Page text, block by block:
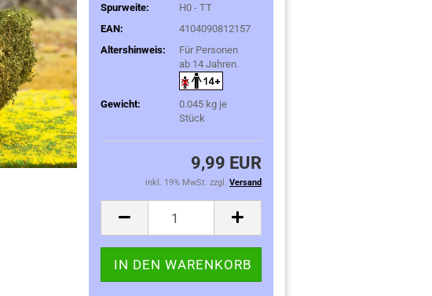
Spurweite:
H0 - TT
EAN:
4104090812157
Altershinweis:
Für Personen
ab 14 Jahren.
Gewicht: 0.045 kg je
Stück
9,99 EUR
inkl. 19% MwSt. zzgl. Versand